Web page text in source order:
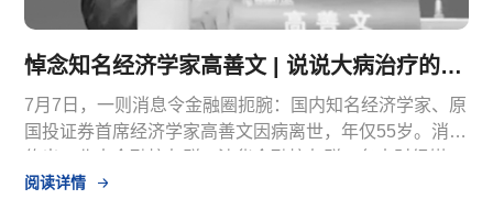
悼念知名经济学家高善文 | 说说大病治疗的困境与破局
7月7日，一则消息令金融圈扼腕：国内知名经济学家、原
国投证券首席经济学家高善文因病离世，年仅55岁。消息
体，无不在悼念这位"诸葛亮式的分析师"。
阅读详情